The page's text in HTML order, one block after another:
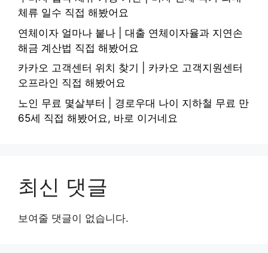
체류 일수 직접 해봤어요
연체이자 얼마나 붙나 | 대출 연체이자율과 지연손
해금 계산법 직접 해봤어요
카카오 고객센터 위치 찾기 | 카카오 고객지원센터
오프라인 직접 해봤어요
노인 무료 몇살부터 | 경로우대 나이 지하철 무료 만
65세 직접 해봤어요, 바로 이거네요
최신 댓글
보여줄 댓글이 없습니다.